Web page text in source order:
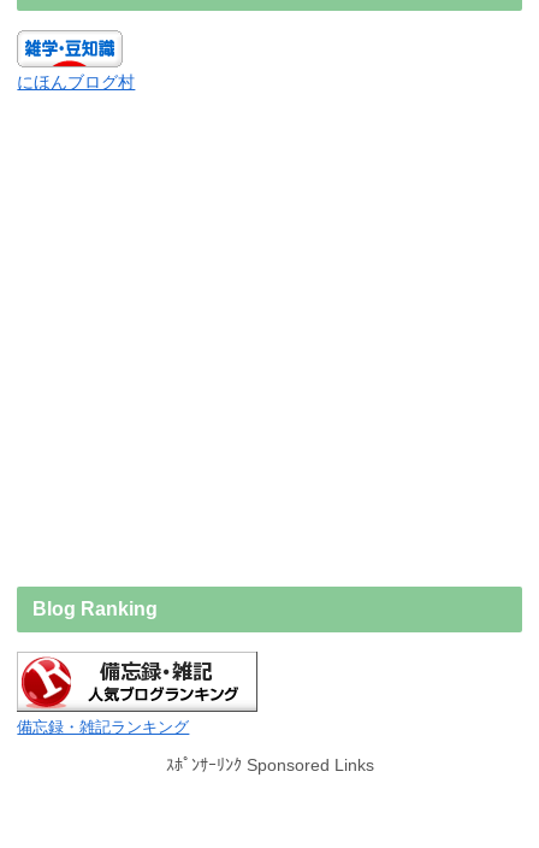
にほんブログ村
Blog Ranking
備忘録・雑記ランキング
ｽﾎﾟﾝｻｰﾘﾝｸ Sponsored Links